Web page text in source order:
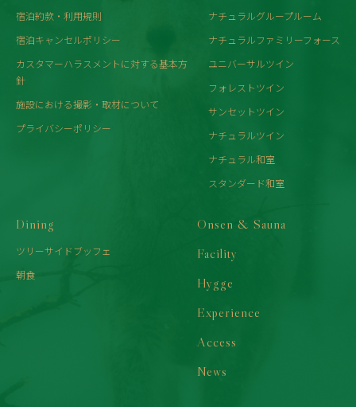
宿泊約款・利用規則
宿泊キャンセルポリシー
カスタマーハラスメントに対する基本方
針
施設における撮影・取材について
プライバシーポリシー
ナチュラルグループルーム
ナチュラルファミリーフォース
ユニバーサルツイン
フォレストツイン
サンセットツイン
ナチュラルツイン
ナチュラル和室
スタンダード和室
Dining
ツリーサイドブッフェ
朝食
Onsen & Sauna
Facility
Hygge
Experience
Access
News